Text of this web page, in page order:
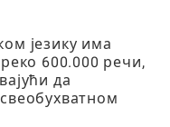
језику има
600.000 речи,
да